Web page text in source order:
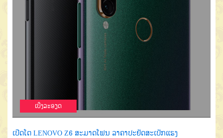
ເບີ່ງລະອຽດ
ເປີດໂຕ LENOVO Z6 ສະມາດໂຟນ ລາຄາປະຢັດສະເປັກແຮງ